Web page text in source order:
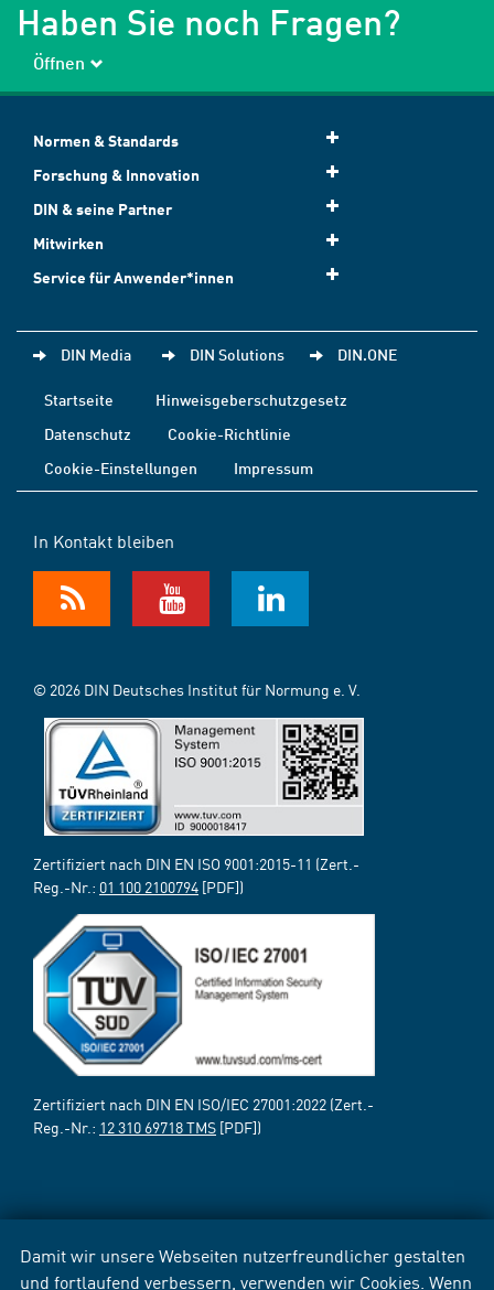
Damit wir unsere Webseiten nutzerfreundlicher gestalten
und fortlaufend verbessern, verwenden wir Cookies. Wenn
Haben Sie noch Fragen?
Öffnen
Normen & Standards
Forschung & Innovation
DIN & seine Partner
Mitwirken
Service für Anwender*innen
DIN Media DIN Solutions DIN.ONE
Startseite
Hinweisgeberschutzgesetz
Datenschutz
Cookie-Richtlinie
Cookie-Einstellungen
Impressum
In Kontakt bleiben
© 2026 DIN Deutsches Institut für Normung e. V.
Zertifiziert nach DIN EN ISO 9001:2015-11 (Zert.-
Reg.-Nr.: 01 100 2100794 [PDF])
Zertifiziert nach DIN EN ISO/IEC 27001:2022 (Zert.-
Reg.-Nr.: 12 310 69718 TMS [PDF])